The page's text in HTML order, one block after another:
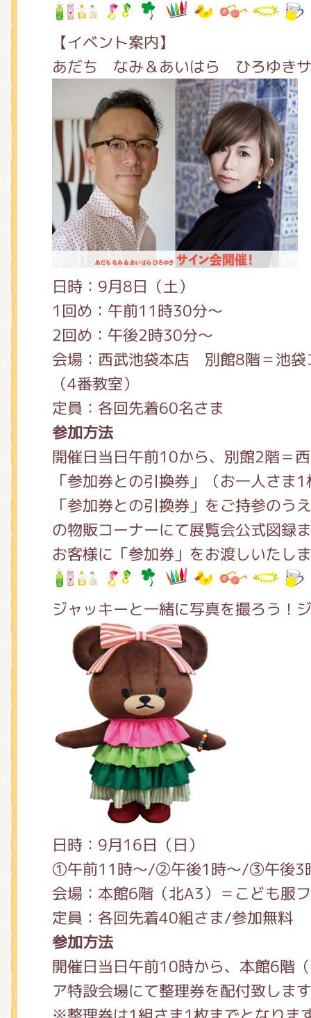
【イベント案内】
あだち なみ＆あいはら ひろゆき
日時：9月8日（土）
1回め：午前11時30分～
2回め：午後2時30分～
会場：西武池袋本店 別館8階＝池袋
（4番教室）
定員：各回先着60名さま
参加方法
開催日当日午前10から、別館2階＝
「参加券との引換券」（お一人さま
「参加券との引換券」をご持参のう
の物販コーナーにて展覧会公式図録
お客様に「参加券」をお渡しいたし
ジャッキーと一緒に写真を撮ろう！
日時：9月16日（日）
①午前11時～/②午後1時～/③午後3
会場：本館6階（北A3）＝こども服
定員：各回先着40組さま/参加無料
参加方法
開催日当日午前10時から、本館6階
ア特設会場にて整理券を配付致しま
チア ジャッキーズ！
くまのがっこう しょくいんしつ
くまのがっこう 家庭科部